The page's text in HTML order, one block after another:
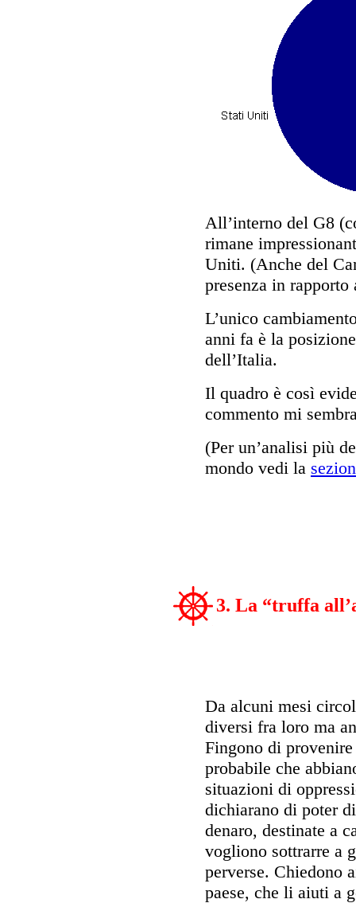
All’interno del G8
rimane
Uniti. (Anche del
presenza in
L’unico
anni fa è la
dell’Italia.
Il quadro è così
commento mi
(Per un’analisi più
mondo vedi la
3. La “truffa
Da alcuni mesi
diversi fra loro ma
Fingono di
probabile che
situazioni di
dichiarano di poter
denaro, destinate a
vogliono sottrarre a
perverse. Chiedono
paese, che li aiuti a